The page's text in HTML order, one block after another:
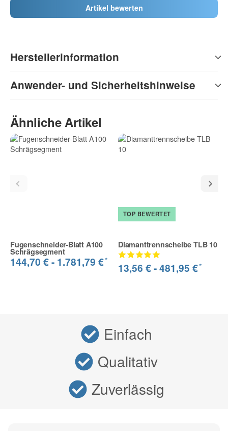
Artikel bewerten
Herstellerinformation
Anwender- und Sicherheitshinweise
Ähnliche Artikel
Fugenschneider-Blatt A100
Schrägsegment
144,70 € - 1.781,79 €*
TOP BEWERTET
Diamanttrennscheibe TLB 10
13,56 € -481,95 €*
Einfach
Qualitativ
Zuverlässig